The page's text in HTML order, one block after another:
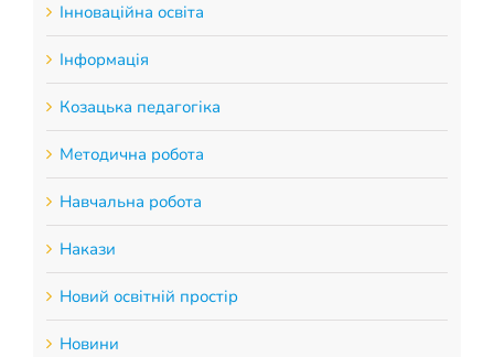
Інноваційна освіта
Інформація
Козацька педагогіка
Методична робота
Навчальна робота
Накази
Новий освітній простір
Новини